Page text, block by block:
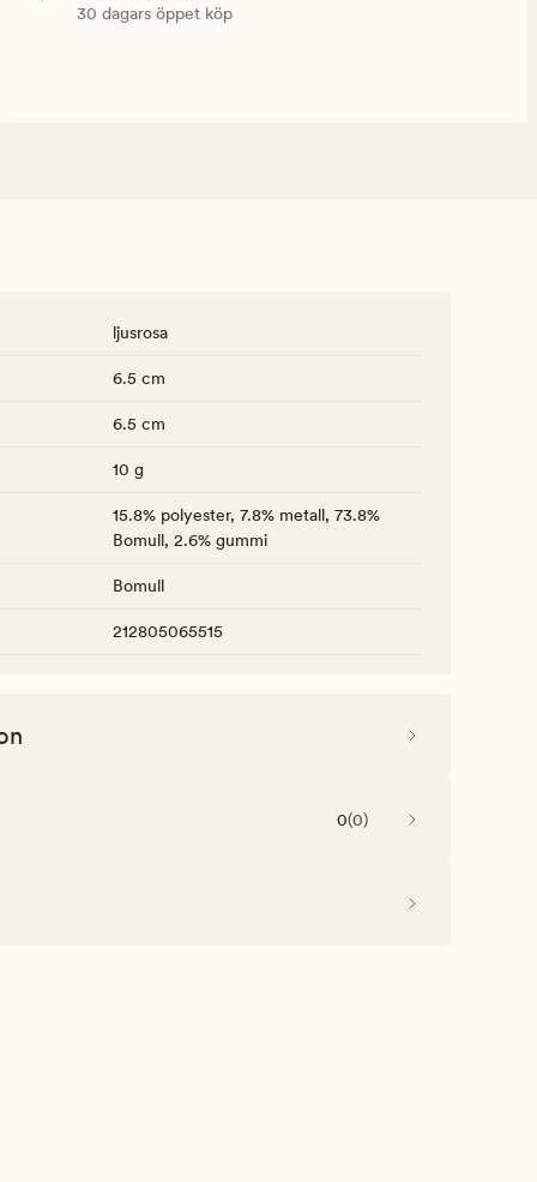
30 dagars öppet köp
ljusrosa
6.5 cm
6.5 cm
10 g
15.8% polyester, 7.8% metall, 73.8%
Bomull, 2.6% gummi
Bomull
212805065515
0(0)